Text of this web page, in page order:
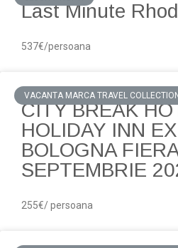
Last Minute
537€/persoana
VACANTA MARCA TRAVEL
CITY BREAK
HOLIDAY INN
BOLOGNA
SEPTEMBRIE
255€/ persoana